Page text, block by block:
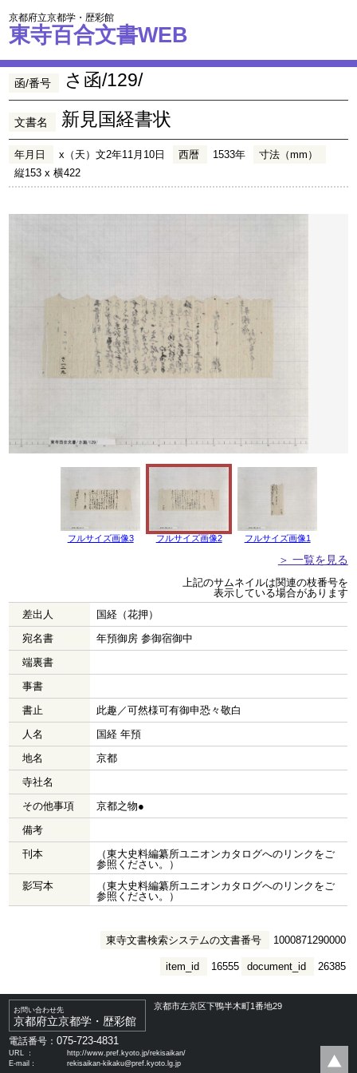
京都府立京都学・歴彩館
東寺百合文書WEB
函/番号 さ函/129/
文書名 新見国経書状
年月日 x（天）文2年11月10日 西暦 1533年
寸法（mm）
縦153 x 横422
フルサイズ画像3 フルサイズ画像2 フルサイズ画像1
＞ 一覧を見る
上記のサムネイルは関連の枝番号を
表示している場合があります
差出人
国経（花押）
宛名書
年預御房 参御宿御中
端裏書
事書
書止
此趣／可然様可有御申恐々敬白
人名
国経 年預
地名
京都
寺社名
その他事項
京都之物●
備考
刊本
（東大史料編纂所ユニオンカタログへのリンクをご
参照ください。）
影写本
（東大史料編纂所ユニオンカタログへのリンクをご
参照ください。）
東寺文書検索システムの文書番号 1000871290000
document_id 26385
item_id 16555
お問い合わせ先
京都府立京都学・歴彩館
京都市左京区下鴨半木町1番地29
電話番号：075-723-4831
URL ：
http://www.pref.kyoto.jp/rekisaikan/
E-mail：
rekisaikan-kikaku@pref.kyoto.lg.jp